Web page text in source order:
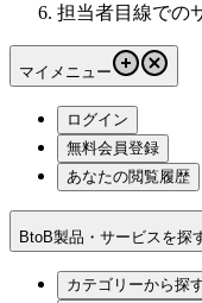
担当者目線での
マイメニュー
ログイン
無料会員登録
あなたの閲覧履歴
BtoB製品・サービスを探
カテゴリーから探